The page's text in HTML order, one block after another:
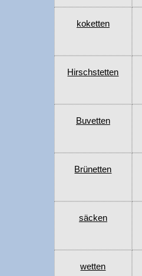
koketten
Hirschstetten
Buvetten
Brünetten
säcken
wetten